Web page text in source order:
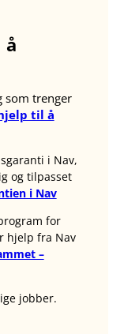
å
som trenger
til å
i Nav,
og tilpasset
i Nav
for
hjelp fra Nav
–
jobber.